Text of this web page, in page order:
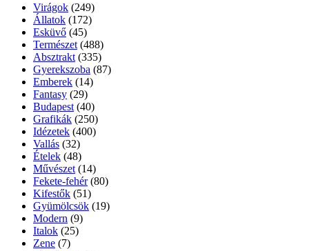
Virágok (249)
Állatok (172)
Esküvő (45)
Természet (488)
Absztrakt (335)
Gyerekszoba (87)
Emberek (14)
Fantasy (29)
Budapest (40)
Grafikák (250)
Idézetek (400)
Vallás (32)
Ételek (48)
Művészet (14)
Fekete-fehér (80)
Kifestők (51)
Gyümölcsök (19)
Modern (9)
Italok (25)
Zene (7)